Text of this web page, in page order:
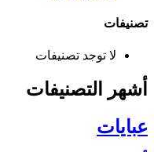
تصنيفات
لا توجد تصنيفات
أشهر التصنيفات
عبايات